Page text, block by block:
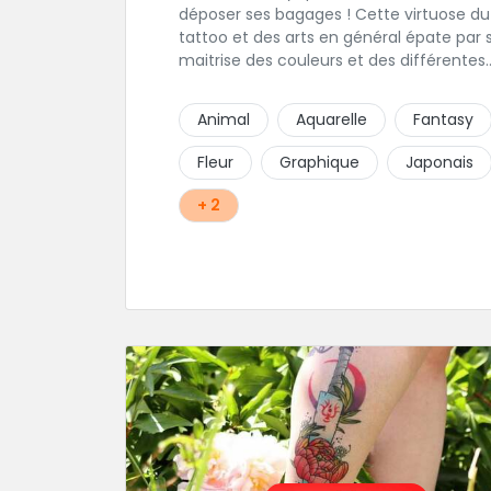
déposer ses bagages ! Cette virtuose du
tattoo et des arts en général épate par
maitrise des couleurs et des différentes
réalisme saisissant portent sa marque de
fabrique : On vient de très loin pour se
tatouer par cette artiste ! N'hésitez pas à
contacter par téléphone: 0648079720 ou
messages sur Instagram ou Facebook.
Animal Aquarelle
Fantasy
Fleur
Graphique
Japonais
+ 2